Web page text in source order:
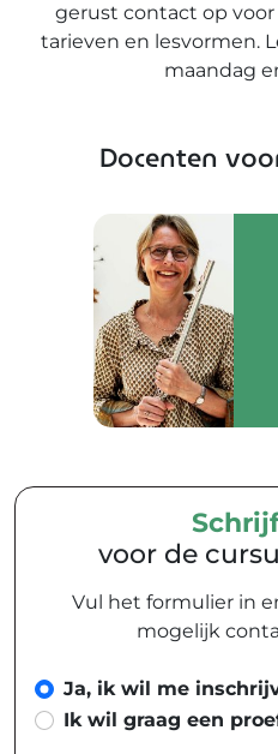
gerust contact op
tarieven en lesvormen.
maandag
Docenten
voor de
Vul het formulier in
mogelijk
Ja, ik wil me
Ik wil graag een